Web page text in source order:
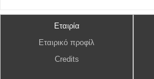
Εταιρία
Εταιρικό προφίλ
Credits